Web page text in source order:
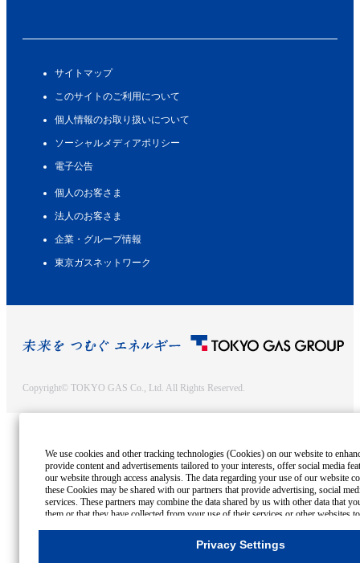
サイトマップ
このサイトのご利用について
個人情報のお取り扱いについて
ソーシャルメディアポリシー
電子公告
個人のお客さま
法人のお客さま
企業・グループ情報
東京ガスネットワーク
Copyright© TOKYO GAS Co., Ltd. All Rights Reserved.
We use cookies and other tracking technologies (Cookies) on our website to
provide content and advertisements tailored to your interests, offer social media
our website through access analysis. The data regarding your use of our website
these Cookies may be shared with our partners that provide advertising, social
services. These partners may combine the data shared by us with other data that
them or that they have collected from your use of their services or other websites
reject the use of all Cookies except for Strictly Necessary Cookies, please click
agree to the use of all Cookies, please click "Accept All". To select your
Privacy Settings